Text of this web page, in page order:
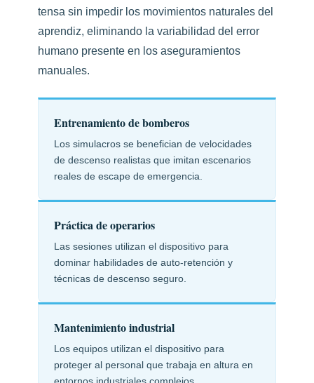
tensa sin impedir los movimientos naturales del
aprendiz, eliminando la variabilidad del error
humano presente en los aseguramientos
manuales.
Entrenamiento de bomberos
Los simulacros se benefician de velocidades
de descenso realistas que imitan escenarios
reales de escape de emergencia.
Práctica de operarios
Las sesiones utilizan el dispositivo para
dominar habilidades de auto-retención y
técnicas de descenso seguro.
Mantenimiento industrial
Los equipos utilizan el dispositivo para
proteger al personal que trabaja en altura en